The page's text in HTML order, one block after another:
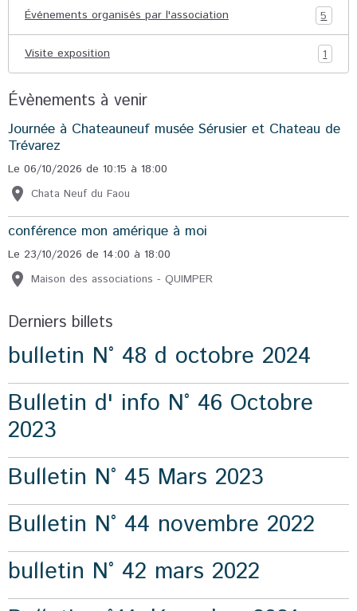
Événements organisés par l'association 5
Visite exposition 1
Évènements à venir
Journée à Chateauneuf musée Sérusier et Chateau de
Trévarez
Le 06/10/2026 de 10:15 à 18:00
Chata Neuf du Faou
conférence mon amérique à moi
Le 23/10/2026 de 14:00 à 18:00
Maison des associations - QUIMPER
Derniers billets
bulletin N° 48 d octobre 2024
Bulletin d' info N° 46 Octobre
2023
Bulletin N° 45 Mars 2023
Bulletin N° 44 novembre 2022
bulletin N° 42 mars 2022